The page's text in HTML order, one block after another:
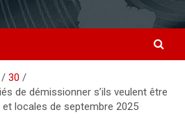
30
de démissionner s’ils veulent être
locales de septembre 2025